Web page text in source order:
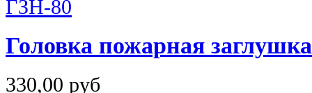
Головка пожарная
330,00 руб